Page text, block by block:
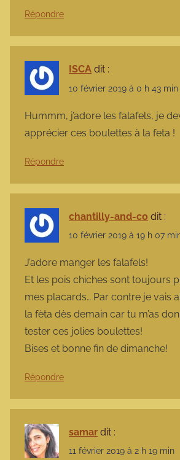
Répondre
ISCA dit :
10 février 2019 à 0 h 43 min
Hummm, j’adore les falafels, je
apprécier ces boulettes à la feta !
Répondre
chantilly-and-co dit :
10 février 2019 à 19 h 07
J’adore manger les falafels!
Et les pois chiches sont toujours
mes placards… Par contre je vais
la fèta dès demain car tu m’as
tester ces jolies boulettes!
Bises et bonne fin de dimanche!
Répondre
samar dit :
11 février 2019 à 2 h 19 min